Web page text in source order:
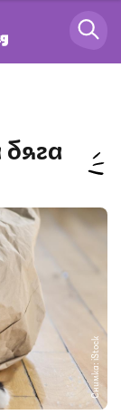
Снимка: iStock